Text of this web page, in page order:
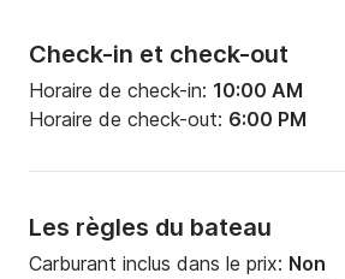
Check-in et check-out
Horaire de check-in: 10:00 AM
Horaire de check-out: 6:00 PM
Les règles du bateau
Carburant inclus dans le prix: Non